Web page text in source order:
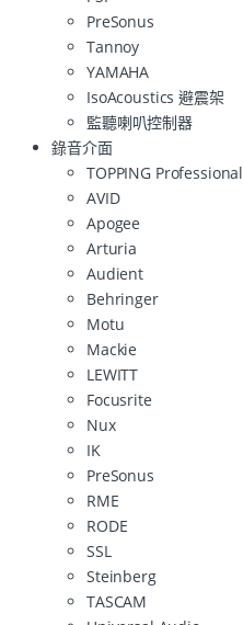
PreSonus
Tannoy
YAMAHA
IsoAcoustics 避震架
監聽喇叭控制器
錄音介面
TOPPING Professional
AVID
Apogee
Arturia
Audient
Behringer
Motu
Mackie
LEWITT
Focusrite
Nux
IK
PreSonus
RME
RODE
SSL
Steinberg
TASCAM